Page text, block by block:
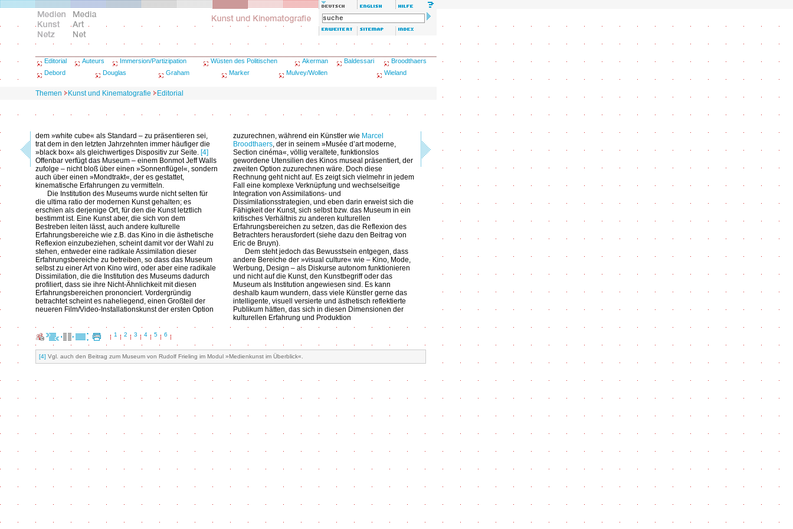
Editorial Auteurs Immersion/Partizipation Wüsten des Politischen Akerman Baldessari
Broodthaers
Debord
Douglas Graham Marker Mulvey/Wollen Wieland
Themen Kunst und Kinematografie Editorial
dem »white cube« als Standard – zu präsentieren sei,
trat dem in den letzten Jahrzehnten immer häufiger die
»black box« als gleichwertiges Dispositiv zur Seite. [4]
Offenbar verfügt das Museum – einem Bonmot Jeff Walls
zufolge – nicht bloß über einen »Sonnenflügel«, sondern
auch über einen »Mondtrakt«, der es gestattet,
kinematische Erfahrungen zu vermitteln.
Die Institution des Museums wurde nicht selten für
die ultima ratio der modernen Kunst gehalten; es
erschien als derjenige Ort, für den die Kunst letztlich
bestimmt ist. Eine Kunst aber, die sich von dem
Bestreben leiten lässt, auch andere kulturelle
Erfahrungsbereiche wie z.B. das Kino in die ästhetische
Reflexion einzubeziehen, scheint damit vor der Wahl zu
stehen, entweder eine radikale Assimilation dieser
Erfahrungsbereiche zu betreiben, so dass das Museum
selbst zu einer Art von Kino wird, oder aber eine radikale
Dissimilation, die die Institution des Museums dadurch
profiliert, dass sie ihre Nicht-Ähnlichkeit mit diesen
Erfahrungsbereichen prononciert. Vordergründig
betrachtet scheint es naheliegend, einen Großteil der
neueren Film/Video-Installationskunst der ersten Option
zuzurechnen, während ein Künstler wie Marcel
Broodthaers, der in seinem »Musée d’art moderne,
Section cinéma«, völlig veraltete, funktionslos
gewordene Utensilien des Kinos museal präsentiert, der
zweiten Option zuzurechnen wäre. Doch diese
Rechnung geht nicht auf. Es zeigt sich vielmehr in jedem
Fall eine komplexe Verknüpfung und wechselseitige
Integration von Assimilations- und
Dissimilationsstrategien, und eben darin erweist sich die
Fähigkeit der Kunst, sich selbst bzw. das Museum in ein
kritisches Verhältnis zu anderen kulturellen
Erfahrungsbereichen zu setzen, das die Reflexion des
Betrachters herausfordert (siehe dazu den Beitrag von
Eric de Bruyn).
Dem steht jedoch das Bewusstsein entgegen, dass
andere Bereiche der »visual culture« wie – Kino, Mode,
Werbung, Design – als Diskurse autonom funktionieren
und nicht auf die Kunst, den Kunstbegriff oder das
Museum als Institution angewiesen sind. Es kann
deshalb kaum wundern, dass viele Künstler gerne das
intelligente, visuell versierte und ästhetisch reflektierte
Publikum hätten, das sich in diesen Dimensionen der
kulturellen Erfahrung und Produktion
1 2 3 4 5 6
[4] Vgl. auch den Beitrag zum Museum von Rudolf Frieling im Modul »Medienkunst im Überblick«.